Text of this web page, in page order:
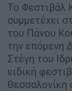
Το Φεστιβάλ
συμμετέχει
του Πάνου
την επόμενη
Στέγη του
ειδική
Θεσσαλονίκη